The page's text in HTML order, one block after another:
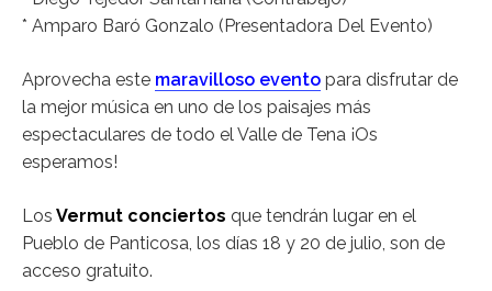
* Amparo Baró Gonzalo (Presentadora Del Evento)
Aprovecha este maravilloso evento para disfrutar de
la mejor música en uno de los paisajes más
espectaculares de todo el Valle de Tena ¡Os
esperamos!
Los Vermut conciertos que tendrán lugar en el
Pueblo de Panticosa, los días 18 y 20 de julio, son de
acceso gratuito.